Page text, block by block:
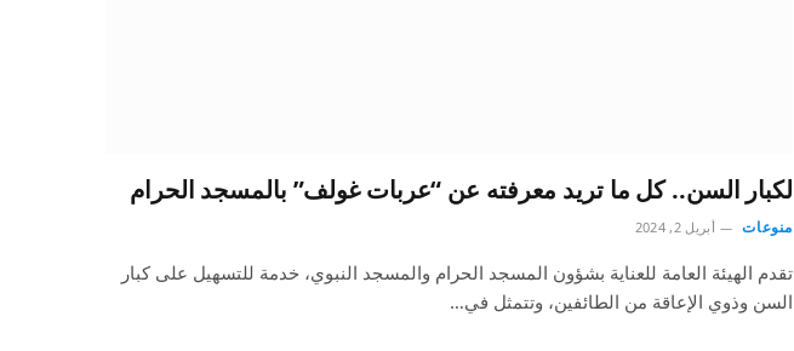
لكبار السن.. كل ما تريد معرفته عن “عربات غولف” بالمسجد الحرام
منوعات أبريل 2, 2024
تقدم الهيئة العامة للعناية بشؤون المسجد الحرام والمسجد النبوي، خدمة للتسهيل على كبار
السن وذوي الإعاقة من الطائفين، وتتمثل في…